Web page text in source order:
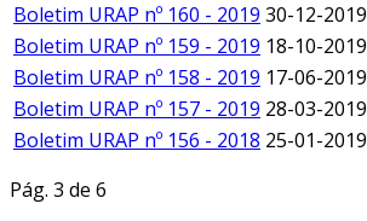
Boletim URAP nº 160 - 2019 30-12-2019
Boletim URAP nº 159 - 2019 18-10-2019
Boletim URAP nº 158 - 2019 17-06-2019
Boletim URAP nº 157 - 2019 28-03-2019
Boletim URAP nº 156 - 2018 25-01-2019
Pág. 3 de 6